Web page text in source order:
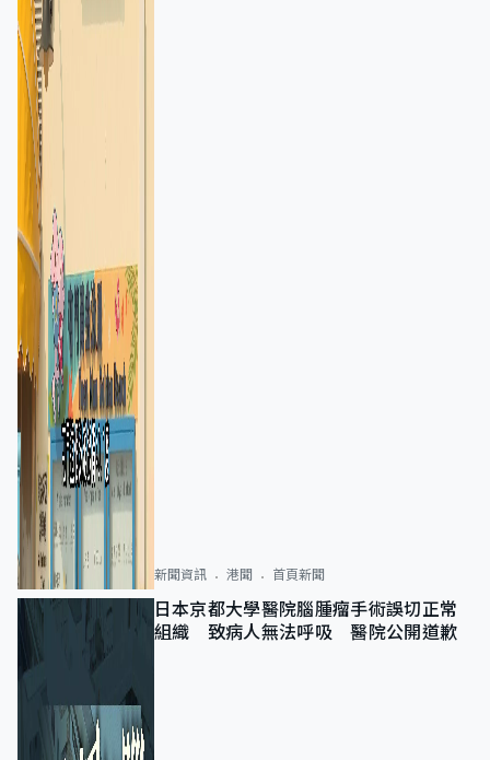
新聞資訊 港聞 首頁新聞
日本京都大學醫院腦腫瘤手術誤切正常
組織 致病人無法呼吸 醫院公開道歉